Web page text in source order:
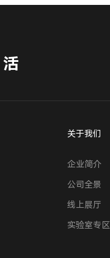
关于我们
企业简介
公司全景
线上展厅
实验室专区